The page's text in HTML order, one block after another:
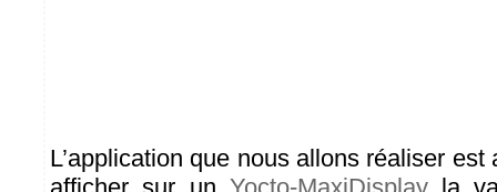
L’application que nous allons réaliser